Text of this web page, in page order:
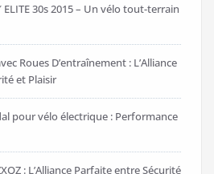
ELITE 30s 2015 – Un vélo tout-terrain
Roues D’entraînement : L’Alliance
et Plaisir
pour vélo électrique : Performance
: L’Alliance Parfaite entre Sécurité